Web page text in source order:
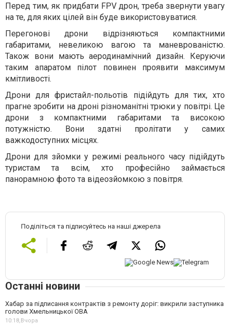
Перед тим, як придбати FPV дрон, треба звернути увагу
на те, для яких цілей він буде використовуватися.
Перегонові дрони відрізняються компактними
габаритами, невеликою вагою та маневрованістю.
Також вони мають аеродинамічний дизайн. Керуючи
таким апаратом пілот повинен проявити максимум
кмітливості.
Дрони для фристайл-польотів підійдуть для тих, хто
прагне зробити на дроні різноманітні трюки у повітрі. Це
дрони з компактними габаритами та високою
потужністю. Вони здатні пролітати у самих
важкодоступних місцях.
Дрони для зйомки у режимі реального часу підійдуть
туристам та всім, хто професійно займається
панорамною фото та відеозйомкою з повітря.
Поділіться та підписуйтесь на наші джерела
Останні новини
Хабар за підписання контрактів з ремонту доріг: викрили заступника
голови Хмельницької ОВА
10:18, Вчора